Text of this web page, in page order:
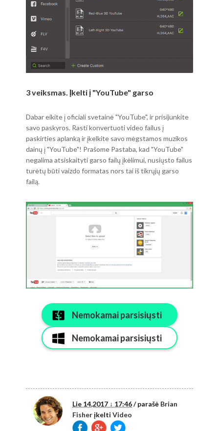
3 veiksmas. Įkelti į "YouTube" garso
Dabar eikite į oficiali svetainė "YouTube", ir prisijunkite
savo paskyros. Rasti konvertuoti video failus į
paskirties aplanką ir įkelkite savo mėgstamos muzikos
dainų į "YouTube"! Prašome Pastaba, kad "YouTube"
negalima atsiskaityti garso failų įkėlimui, nusiųsto failus
turėtų būti vaizdo formatas nors tai iš tikrųjų garso
failą.
Nemokamai parsisiųsti
Nemokamai parsisiųsti
Lie 14,2017 ↓ 17:46/ parašė Brian
Fisher įkeltiVideo